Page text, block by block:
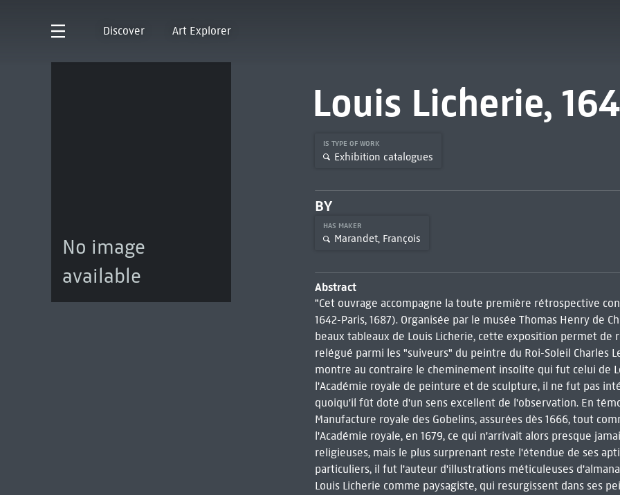
Discover Art Explorer
No image
available
Louis Licherie,
IS TYPE OF WORK
Exhibition catalogues
BY
HAS MAKER
Marandet, François
Abstract
"Cet ouvrage accompagne la toute première rétrospective
1642-Paris, 1687). Organisée par le musée Thomas Henry de
beaux tableaux de Louis Licherie, cette exposition permet
relégué parmi les "suiveurs" du peintre du Roi-Soleil Charles
montre au contraire le cheminement insolite qui fut celui de
l'Académie royale de peinture et de sculpture, il ne fut pas
quoiqu'il fût doté d'un sens excellent de l'observation. En
Manufacture royale des Gobelins, assurées dès 1666, tout
l'Académie royale, en 1679, ce qui n'arrivait alors presque
religieuses, mais le plus surprenant reste l'étendue de ses
particuliers, il fut l'auteur d'illustrations méticuleuses
Louis Licherie comme paysagiste, qui resurgissent dans ses